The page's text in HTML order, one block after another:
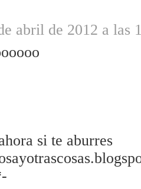
abril de 2012 a las
si te aburres